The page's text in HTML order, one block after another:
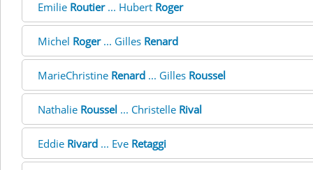
Emilie Routier... Hubert Roger
Michel Roger... Gilles Renard
MarieChristine Renard ... Gilles Roussel
Nathalie Roussel ... Christelle Rival
Eddie Rivard ... Eve Retaggi